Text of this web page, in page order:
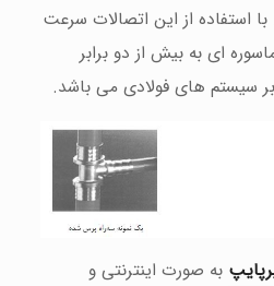
با استفاده از این اتصالات سرعت
ای به بیش از دو برابر
سیستم های فولادی می باشد.
به صورت اینترنتی و